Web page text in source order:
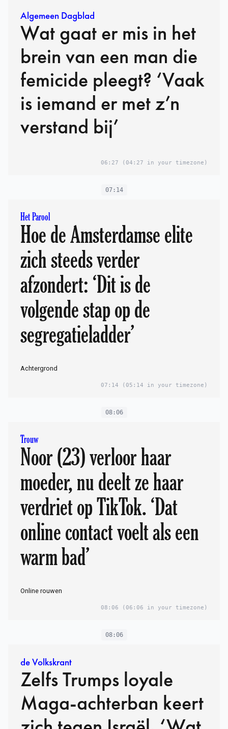
Algemeen Dagblad
Wat gaat er mis in het
brein van een man die
femicide pleegt? ‘Vaak
is iemand er met z’n
verstand bij’
06:27 (04:27 in your timezone)
07:14
Het Parool
Hoe de Amsterdamse elite
zich steeds verder
afzondert: ‘Dit is de
volgende stap op de
segregatieladder’
Achter­grond
07:14 (05:14 in your timezone)
08:06
Trouw
Noor (23) verloor haar
moeder, nu deelt ze haar
verdriet op TikTok. ‘Dat
online contact voelt als een
warm bad’
Online rouwen
08:06 (06:06 in your timezone)
08:06
de Volkskrant
Zelfs Trumps loyale
Maga-achterban keert